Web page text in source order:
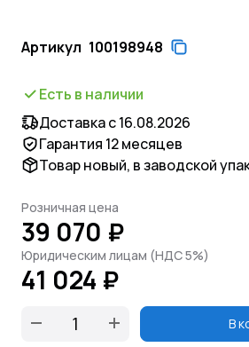
Артикул 100198948
Есть в наличии
Доставка с 16.08.2026
Гарантия 12 месяцев
Товар новый, в заводской
Розничная цена
39 070 ₽
Юридическим лицам (НДС 5%)
41 024 ₽
В